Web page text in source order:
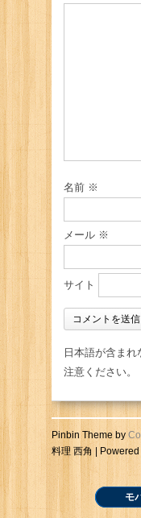
名前 ※
メール ※
サイト
日本語が含ま
注意ください。
Pinbin Theme by
料理 西角 |
モ